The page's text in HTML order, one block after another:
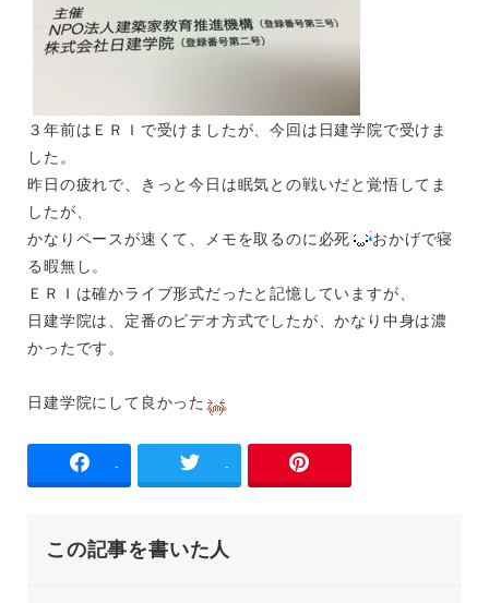
３年前はＥＲＩで受けましたが、今回は日建学院で受けま
した。
昨日の疲れで、きっと今日は眠気との戦いだと覚悟してま
したが、
かなりペースが速くて、メモを取るのに必死
おかげで寝
る暇無し。
ＥＲＩは確かライブ形式だったと記憶していますが、
日建学院は、定番のビデオ方式でしたが、かなり中身は濃
かったです。
日建学院にして良かった
- -
この記事を書いた人